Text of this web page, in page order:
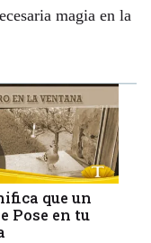
magia en la
que un
Pose en tu